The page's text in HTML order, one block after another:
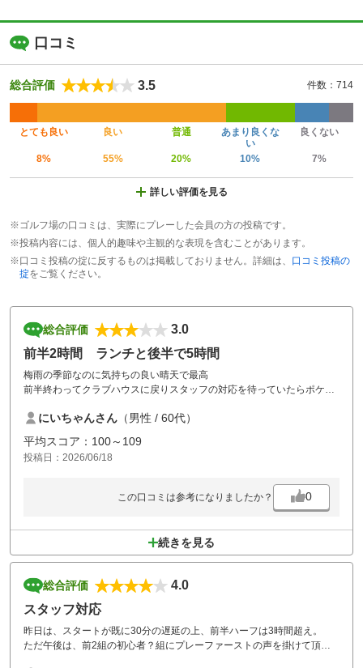
口コミ
総合評価 3.5 件数：714
とても良い 良い 普通
あまり良くな
い
良くない
8% 55% 20% 10% 7%
詳しい評価を見る
※ゴルフ場の口コミは、実際にプレーした会員の方の投稿です。
※投稿内容には、個人的趣味や主観的な表現を含むことがあります。
※口コミ投稿の掟に反するものは掲載しておりません。詳細は、 口コミ投稿の
掟をご覧ください。
総合評価
3.0
前半2時間 ランチと後半で5時間
梅雨の季節なのに気持ちの良い晴天で最高
前半終わってクラブハウスに戻りスタッフの対応を待っていたらポケッ
別にそんなことで怒ることはないけどゴルフ場の印象が悪くなるからや
めた方がいいのになぁ～と
後半は前組女性２人
前組がグリーンが終わるまで打たない
打ち込まないの意識強すぎるヨ
最後にクラブを忘れてたのをクラブハウスへ届けたけど本人は既に姿な
し
でしょうね 笑
マーシャルが何で来ないんだろうと疑問でした
５ホール目には我々含め３組待ちでしたよ
にいちゃんさん （男性 / 60代）
平均スコア：100～109
投稿日：2026/06/18
この口コミは参考になりましたか？ 0
続きを見る
総合評価
4.0
スタッフ対応
昨日は、スタートが既に30分の遅延の上、前半ハーフは3時間超え。
ただ午後は、前2組の初心者？組にプレーファーストの声を掛けて頂き2